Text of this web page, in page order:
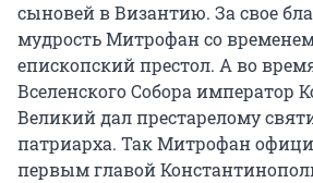
сыновей в Византию. За свое
мудрость Митрофан со
епископский престол. А во
Вселенского Собора император
Великий дал престарелому
патриарха. Так Митрофан
первым главой